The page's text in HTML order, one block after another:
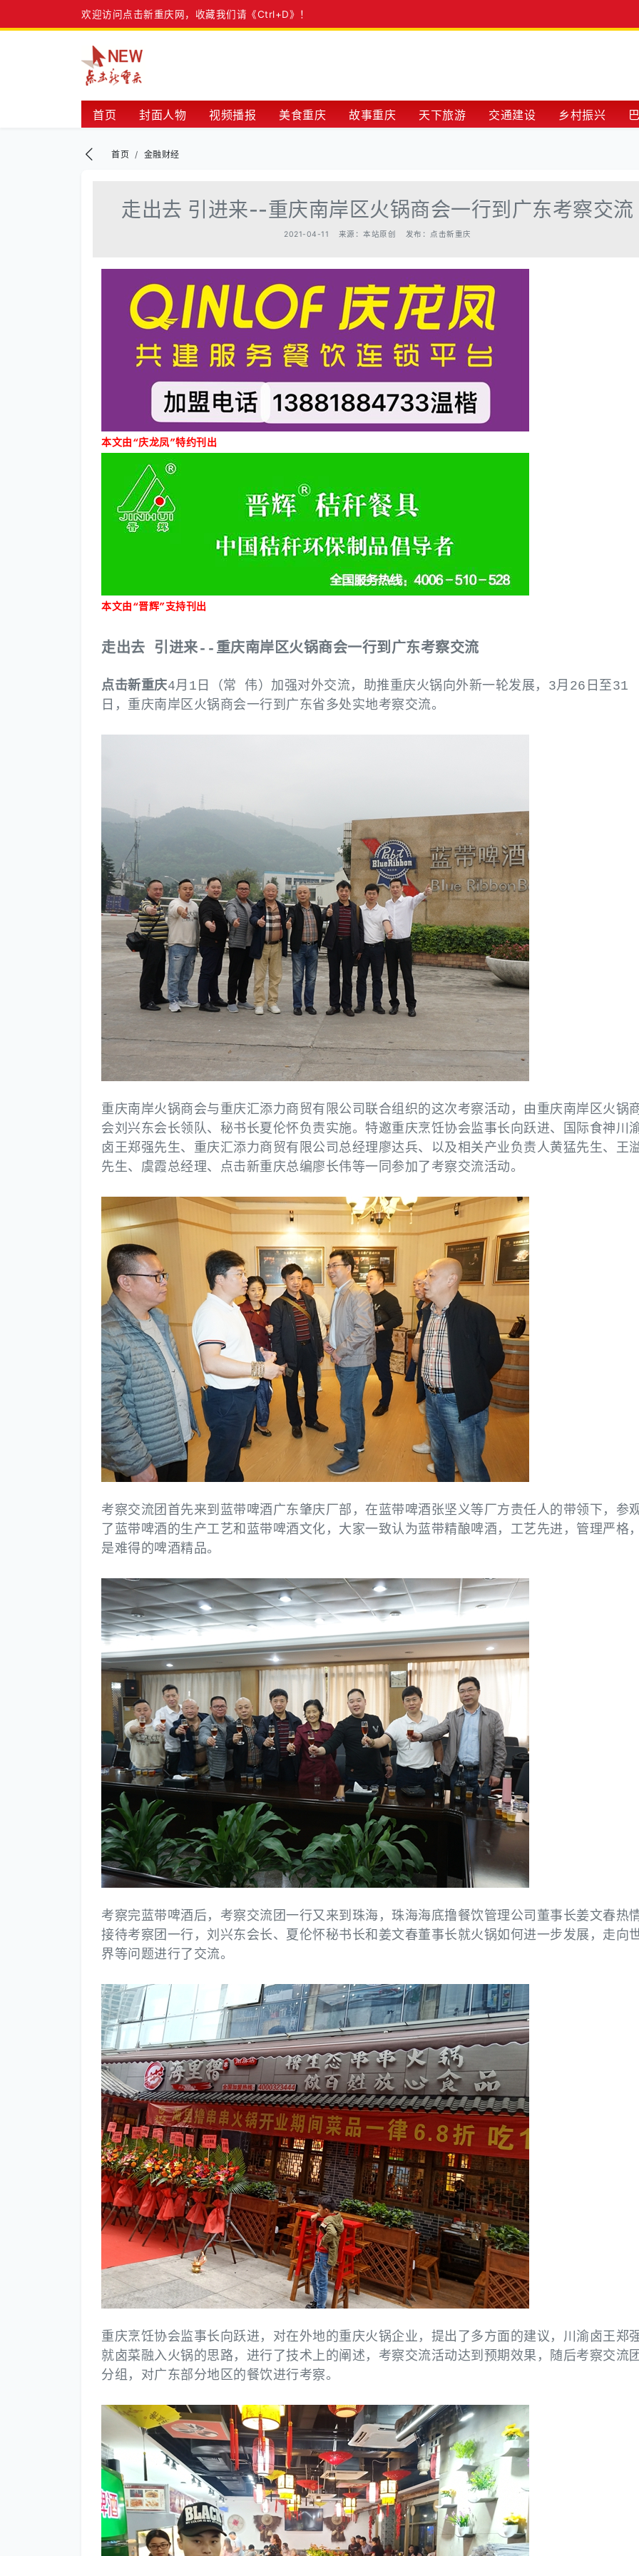
欢迎访问点击新重庆网，收藏我们请《Ctrl+D》！
首页 封面人物 视频播报 美食重庆 故事重庆 天下旅游 交通建设 乡村振兴
首页 金融财经
走出去 引进来--重庆南岸区火锅商会一行到广东考察交流
2021-04-11 来源：本站原创 发布：点击新重庆
本文由“庆龙凤”特约刊出
本文由“晋辉”支持刊出
走出去 引进来--重庆南岸区火锅商会一行到广东考察交流
点击新重庆4月1日（常 伟）加强对外交流，助推重庆火锅向外新一轮发展，3月26日至31
日，重庆南岸区火锅商会一行到广东省多处实地考察交流。
重庆南岸火锅商会与重庆汇添力商贸有限公司联合组织的这次考察活动，由重庆南岸区火锅
会刘兴东会长领队、秘书长夏伦怀负责实施。特邀重庆烹饪协会监事长向跃进、国际食神川
卤王郑强先生、 重庆汇添力商贸有限公司总经理廖达兵、以及相关产业负责人黄猛先生、王
先生、虞霞总经理、点击新重庆总编廖长伟等一同参加了考察交流活动。
考察交流团首先来到蓝带啤酒广东肇庆厂部，在蓝带啤酒张坚义等厂方责任人的带领下，参
了蓝带啤酒的生产工艺和蓝带啤酒文化，大家一致认为蓝带精酿啤酒，工艺先进，管理严格
是难得的啤酒精品。
考察完蓝带啤酒后，考察交流团一行又来到珠海，珠海海底撸餐饮管理公司董事长姜文春热
接待考察团一行，刘兴东会长、夏伦怀秘书长和姜文春董事长就火锅如何进一步发展，走向
界等问题进行了交流。
重庆烹饪协会监事长向跃进，对在外地的重庆火锅企业，提出了多方面的建议，川渝卤王郑
就卤菜融入火锅的思路，进行了技术上的阐述，考察交流活动达到预期效果，随后考察交流
分组，对广东部分地区的餐饮进行考察。